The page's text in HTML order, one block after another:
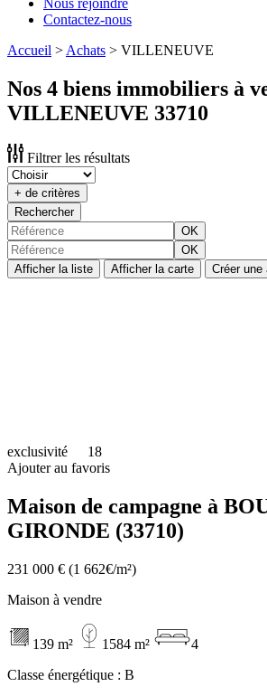
Nous rejoindre
Contactez-nous
Accueil > Achats > VILLENEUVE
Nos 4 biens immobiliers à
VILLENEUVE 33710
Filtrer les résultats
+ de critères
Rechercher
OK
OK
Afficher la liste
Afficher la carte Créer une
exclusivité
18
Ajouter au favoris
Maison de campagne à
GIRONDE (33710)
231 000 € (1 662€/m²)
Maison à vendre
139 m² 1584 m²
4
Classe énergétique : B